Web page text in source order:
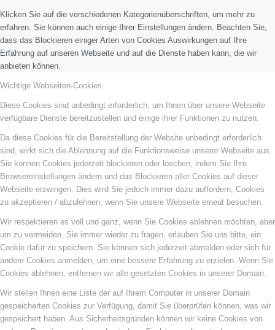
Klicken Sie auf die verschiedenen Kategorienüberschriften, um mehr zu
erfahren. Sie können auch einige Ihrer Einstellungen ändern. Beachten Sie,
dass das Blockieren einiger Arten von Cookies Auswirkungen auf Ihre
Erfahrung auf unseren Webseite und auf die Dienste haben kann, die wir
anbieten können.
Wichtige Webseiten-Cookies
Diese Cookies sind unbedingt erforderlich, um Ihnen über unsere Webseite
verfügbare Dienste bereitzustellen und einige ihrer Funktionen zu nutzen.
Da diese Cookies für die Bereitstellung der Website unbedingt erforderlich
sind, wirkt sich die Ablehnung auf die Funktionsweise unserer Webseite aus.
Sie können Cookies jederzeit blockieren oder löschen, indem Sie Ihre
Browsereinstellungen ändern und das Blockieren aller Cookies auf dieser
Webseite erzwingen. Dies wird Sie jedoch immer dazu auffordern, Cookies
zu akzeptieren / abzulehnen, wenn Sie unsere Webseite erneut besuchen.
Wir respektieren es voll und ganz, wenn Sie Cookies ablehnen möchten, aber
um zu vermeiden, Sie immer wieder zu fragen, erlauben Sie uns bitte, ein
Cookie dafür zu speichern. Sie können sich jederzeit abmelden oder sich für
andere Cookies anmelden, um eine bessere Erfahrung zu erzielen. Wenn Sie
Cookies ablehnen, entfernen wir alle gesetzten Cookies in unserer Domain.
Wir stellen Ihnen eine Liste der auf Ihrem Computer in unserer Domain
gespeicherten Cookies zur Verfügung, damit Sie überprüfen können, was wir
gespeichert haben. Aus Sicherheitsgründen können wir keine Cookies von